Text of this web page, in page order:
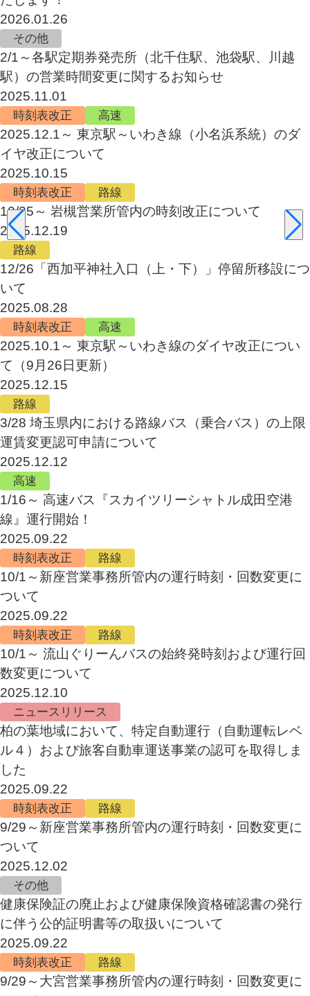
2026.01.26
その他
2/1～各駅定期券発売所（北千住駅、池袋駅、川越
駅）の営業時間変更に関するお知らせ
2025.11.01
時刻表改正 高速
2025.12.1～ 東京駅～いわき線（小名浜系統）のダ
イヤ改正について
2025.10.15
時刻表改正 路線
10/25～ 岩槻営業所管内の時刻改正について
2025.12.19
路線
12/26「西加平神社入口（上・下）」停留所移設につ
いて
2025.08.28
時刻表改正 高速
2025.10.1～ 東京駅～いわき線のダイヤ改正につい
て（9月26日更新）
2025.12.15
路線
3/28 埼玉県内における路線バス（乗合バス）の上限
運賃変更認可申請について
2025.12.12
高速
1/16～ 高速バス『スカイツリーシャトル成田空港
線』運行開始！
2025.09.22
時刻表改正 路線
10/1～新座営業事務所管内の運行時刻・回数変更に
ついて
2025.09.22
時刻表改正 路線
10/1～ 流山ぐりーんバスの始終発時刻および運行回
数変更について
2025.12.10
ニュースリリース
柏の葉地域において、特定自動運行（自動運転レベ
ル４）および旅客自動車運送事業の認可を取得しま
した
2025.09.22
時刻表改正 路線
9/29～新座営業事務所管内の運行時刻・回数変更に
ついて
2025.12.02
その他
健康保険証の廃止および健康保険資格確認書の発行
に伴う公的証明書等の取扱いについて
2025.09.22
時刻表改正 路線
9/29～大宮営業事務所管内の運行時刻・回数変更に